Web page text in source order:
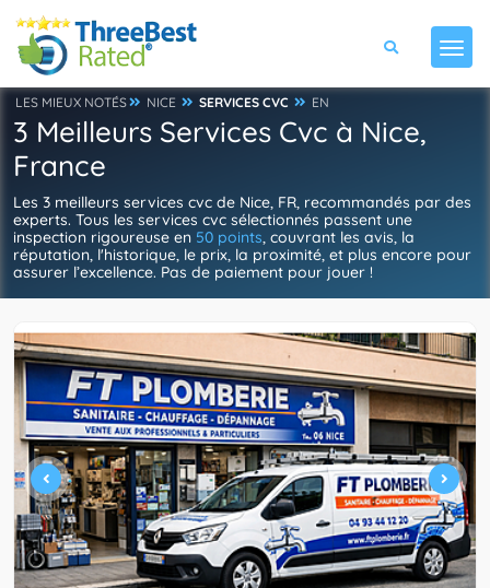
LES MIEUX NOTÉS NICE SERVICES CVC EN
3 Meilleurs Services Cvc à Nice,
France
Les 3 meilleurs services cvc de Nice, FR, recommandés par des
experts. Tous les services cvc sélectionnés passent une
inspection rigoureuse en 50 points, couvrant les avis, la
réputation, l'historique, le prix, la proximité, et plus encore pour
assurer l’excellence. Pas de paiement pour jouer !